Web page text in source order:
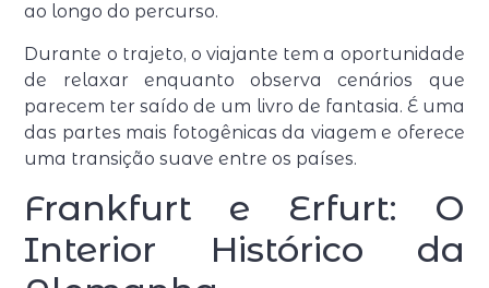
ao longo do percurso.
Durante o trajeto, o viajante tem a oportunidade
de relaxar enquanto observa cenários que
parecem ter saído de um livro de fantasia. É uma
das partes mais fotogênicas da viagem e oferece
uma transição suave entre os países.
Frankfurt e Erfurt: O
Interior Histórico da